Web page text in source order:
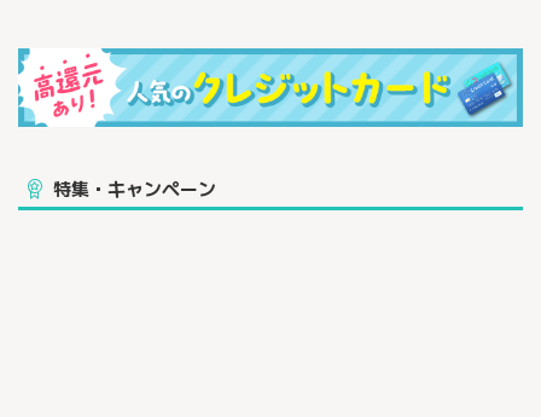
特集・キャンペーン